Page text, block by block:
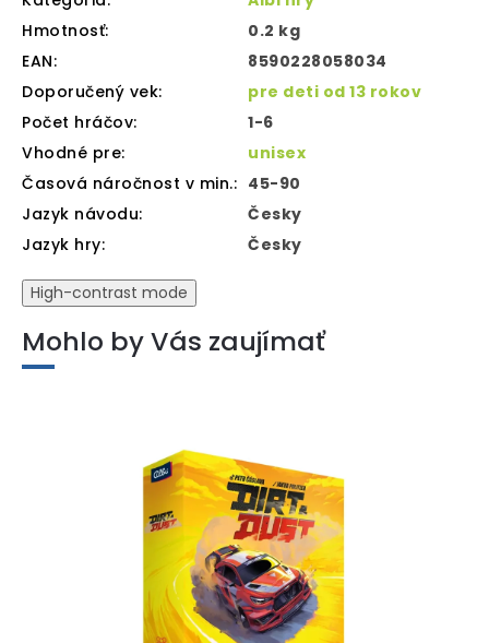
Hmotnosť:
0.2 kg
EAN:
8590228058034
Doporučený vek:
pre deti od 13 rokov
Počet hráčov:
1-6
Vhodné pre:
unisex
Časová náročnost v min.: 45-90
Jazyk návodu:
Česky
Jazyk hry: Česky
High-contrast mode
Mohlo by Vás zaujímať